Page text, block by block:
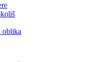
oblika